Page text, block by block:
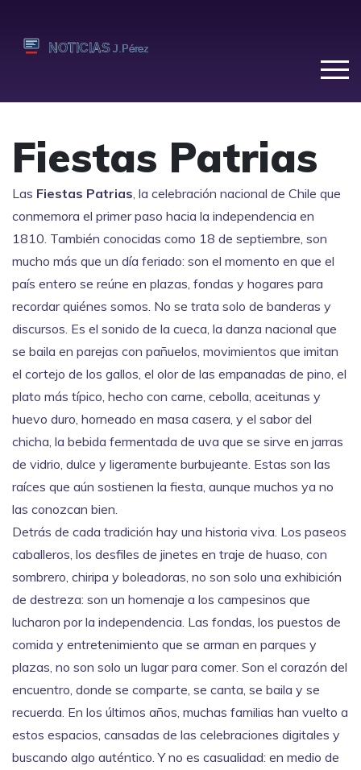
Fiestas Patrias
Las Fiestas Patrias, la celebración nacional de Chile que
conmemora el primer paso hacia la independencia en
1810. También conocidas como 18 de septiembre, son
mucho más que un día feriado: son el momento en que el
país entero se reúne en plazas, fondas y hogares para
recordar quiénes somos. No se trata solo de banderas y
discursos. Es el sonido de la cueca, la danza nacional que
se baila en parejas con pañuelos, movimientos que imitan
el cortejo de los gallos, el olor de las empanadas de pino, el
plato más típico, hecho con carne, cebolla, aceitunas y
huevo duro, horneado en masa casera, y el sabor del
chicha, la bebida fermentada de uva que se sirve en jarras
de vidrio, dulce y ligeramente burbujeante. Estas son las
raíces que aún sostienen la fiesta, aunque muchos ya no
las conozcan bien.
Detrás de cada tradición hay una historia viva. Los paseos
caballeros, los desfiles de jinetes en traje de huaso, con
sombrero, chiripa y boleadoras, no son solo una exhibición
de destreza: son un homenaje a los campesinos que
lucharon por la independencia. Las fondas, los puestos de
comida y entretenimiento que se arman en parques y
plazas, no son solo un lugar para comer. Son el corazón del
encuentro, donde se comparte, se canta, se baila y se
recuerda. En los últimos años, muchas familias han vuelto a
estos espacios, cansadas de las celebraciones digitales y
buscando algo auténtico. Y no es casualidad: en medio de